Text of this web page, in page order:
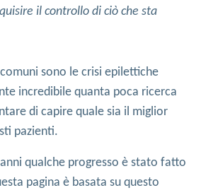
il controllo di ciò che sta
sono le crisi epilettiche
incredibile quanta poca ricerca
di capire quale sia il miglior
pazienti.
qualche progresso è stato fatto
pagina è basata su questo